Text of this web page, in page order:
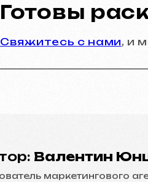
Готовы
Свяжитесь с нами, и